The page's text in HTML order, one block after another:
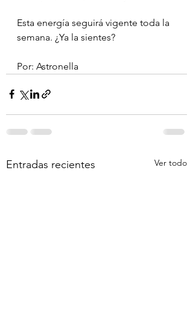
Esta energía seguirá vigente toda la
semana. ¿Ya la sientes?
Por: Astronella
Entradas recientes Ver todo